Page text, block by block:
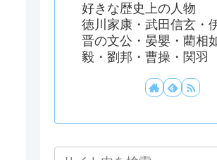
好きな歴史上の人物
徳川家康・武田信玄・
晋の文公・晏嬰・藺相
毅・劉邦・曹操・関羽